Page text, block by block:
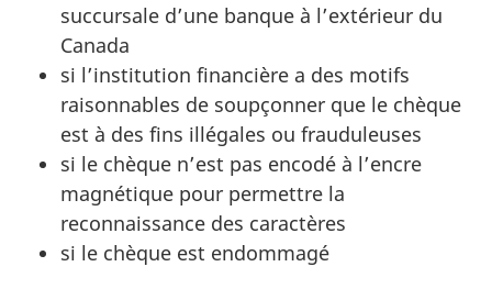
succursale d’une banque à l’extérieur du
Canada
si l’institution financière a des motifs
raisonnables de soupçonner que le chèque
est à des fins illégales ou frauduleuses
si le chèque n’est pas encodé à l’encre
magnétique pour permettre la
reconnaissance des caractères
si le chèque est endommagé